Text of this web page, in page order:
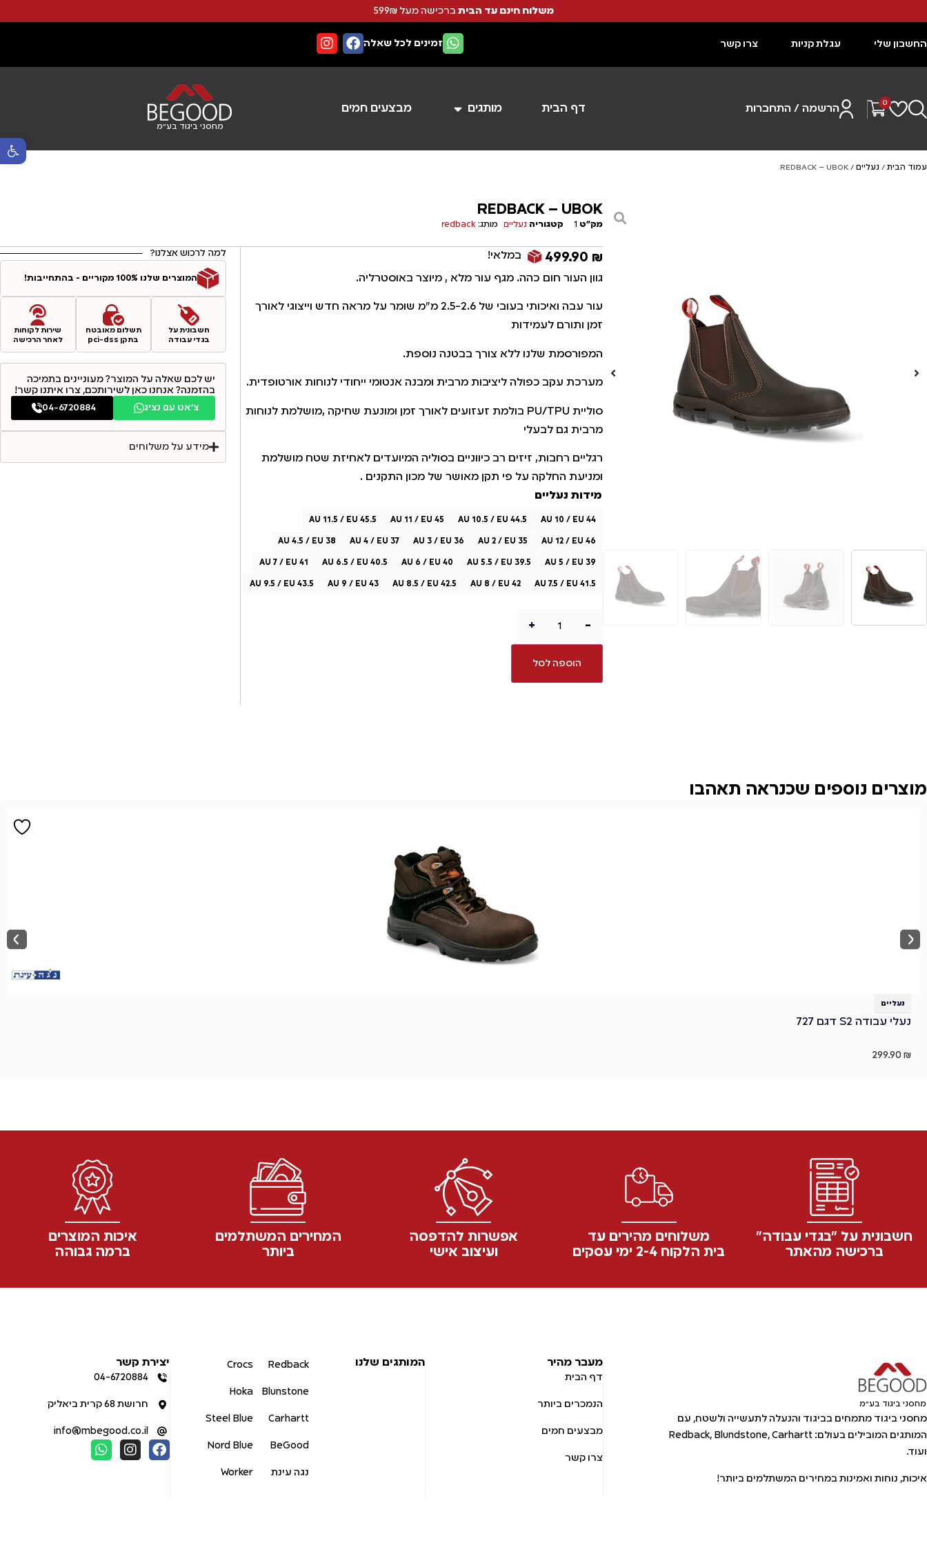
פתח
משלוח חינם עד הבית ברכישה מעל 599₪
החשבון שלי עגלת קניות צרו קשר זמינים לכל שאלה
0
הרשמה / התחברות דף הבית מותגים מבצעים חמים
מחסני ביגוד בע"מ
עמוד הבית / נעליים / REDBACK – UBOK
REDBACK – UBOK
מק"ט 1 קטגוריה נעליים מותג: redback
499.90 ₪
במלאי!
גוון העור חום כהה. מגף עור מלא , מיוצר באוסטרליה.
עור עבה ואיכותי בעובי של 2.5-2.6 מ"מ שומר על מראה חדש וייצוגי לאורך
זמן ותורם לעמידות
המפורסמת שלנו ללא צורך בבטנה נוספת.
מערכת עקב כפולה ליציבות מרבית ומבנה אנטומי ייחודי לנוחות אורטופדית.
סוליית PU/TPU בולמת זעזועים לאורך זמן ומונעת שחיקה ,מושלמת לנוחות
מרבית גם לבעלי
רגליים רחבות, זיזים רב כיווניים בסוליה המיועדים לאחיזת שטח מושלמת
ומניעת החלקה על פי תקן מאושר של מכון התקנים .
מידות נעליים
AU 10 / EU 44
AU 10.5 / EU 44.5
AU 11 / EU 45
AU 11.5 / EU 45.5
AU 12 / EU 46
AU 2 / EU 35
AU 3 / EU 36
AU 4 / EU 37
AU 4.5 / EU 38
AU 5 / EU 39
AU 5.5 / EU 39.5
AU 6 / EU 40
AU 6.5 / EU 40.5
AU 7 / EU 41
AU 7.5 / EU 41.5
AU 8 / EU 42
AU 8.5 / EU 42.5
AU 9 / EU 43
AU 9.5 / EU 43.5
-
+
הוספה לסל
למה לרכוש אצלנו?
המוצרים שלנו 100% מקוריים - בהתחייבות!
חשבונית על
בגדי עבודה
תשלום מאובטח
בתקן pci-dss
שירות לקוחות
לאחר הרכישה
יש לכם שאלה על המוצר? מעוניינים בתמיכה
בהזמנה? אנחנו כאן לשירותכם, צרו איתנו קשר!
צ׳אט עם נציג 04-6720884
מידע על משלוחים
מוצרים נוספים שכנראה תאהבו
נעליים
נעלי עבודה S2 דגם 727
299.90 ₪
חשבונית על "בגדי עבודה"
ברכישה מהאתר
משלוחים מהירים עד
בית הלקוח 2-4 ימי עסקים
אפשרות להדפסה
ועיצוב אישי
המחירים המשתלמים
ביותר
איכות המוצרים
ברמה גבוהה
מחסני ביגוד בע"מ
מחסני ביגוד מתמחים בביגוד והנעלה לתעשייה ולשטח, עם
המותגים המובילים בעולם: Redback, Blundstone, Carhartt
ועוד.
איכות, נוחות ואמינות במחירים המשתלמים ביותר!
מעבר מהיר
דף הבית
הנמכרים ביותר
מבצעים חמים
צרו קשר
המותגים שלנו Redback
Blunstone
Carhartt
BeGood
נגה עינת
Crocs
Hoka
Steel Blue
Nord Blue
Worker
יצירת קשר
04-6720884
חרושת 68 קרית ביאליק
info@mbegood.co.il